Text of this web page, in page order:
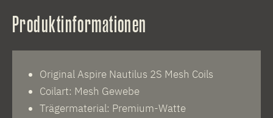
Produktinformationen
Original Aspire Nautilus 2S Mesh Coils
Coilart: Mesh Gewebe
Trägermaterial: Premium-Watte